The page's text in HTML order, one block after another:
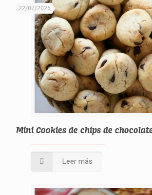
22/07/2026
Mini Cookies de chips de
Leer más